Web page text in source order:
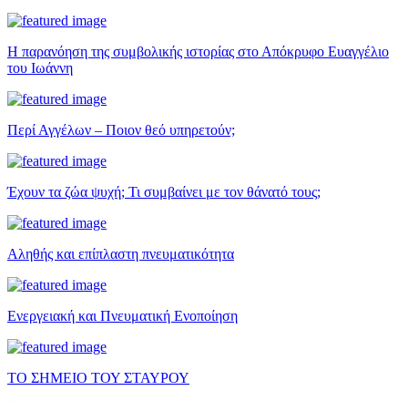
Η παρανόηση της συμβολικής ιστορίας στο Απόκρυφο Ευαγγέλιο
του Ιωάννη
Περί Αγγέλων – Ποιον θεό υπηρετούν;
Έχουν τα ζώα ψυχή; Τι συμβαίνει με τον θάνατό τους;
Αληθής και επίπλαστη πνευματικότητα
Ενεργειακή και Πνευματική Ενοποίηση
ΤΟ ΣΗΜΕΙΟ ΤΟΥ ΣΤΑΥΡΟΥ